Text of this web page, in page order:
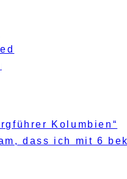
Kolumbien“
dass ich mit 6